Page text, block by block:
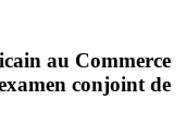
au Commerce
conjoint de